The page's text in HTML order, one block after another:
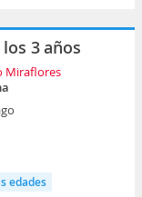
3 años
Miraflores
edades